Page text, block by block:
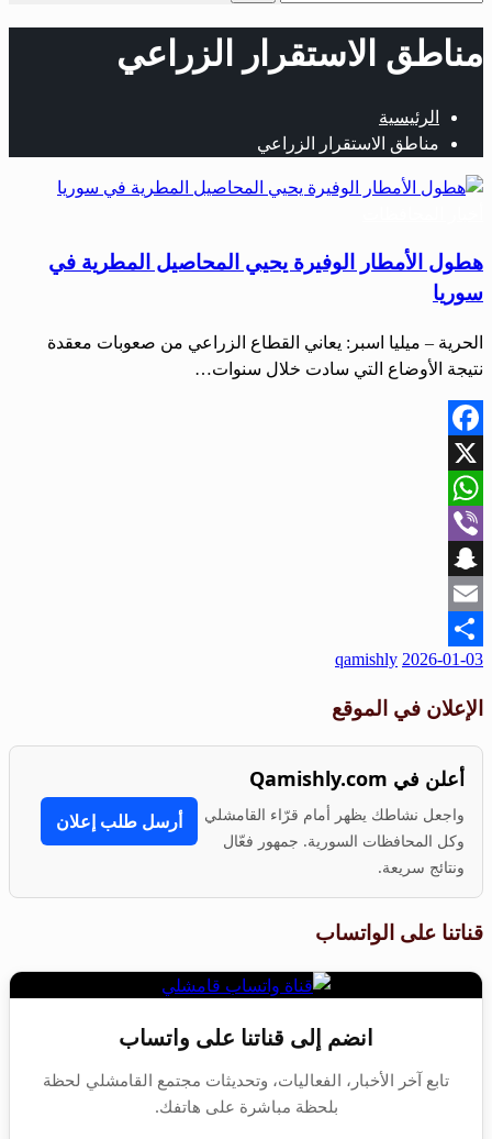
مناطق الاستقرار الزراعي
الرئيسية
مناطق الاستقرار الزراعي
هطول الأمطار الوفيرة يحيي المحاصيل المطرية في
سوريا
الحرية – ميليا اسبر: يعاني القطاع الزراعي من صعوبات معقدة
نتيجة الأوضاع التي سادت خلال سنوات…
Facebook
X
WhatsApp
Viber
Snapchat
Email
Share
نُشر
2026-01-03
qamishly
الإعلان في الموقع
أعلن في Qamishly.com
واجعل نشاطك يظهر أمام قرّاء القامشلي
وكل المحافظات السورية. جمهور فعّال
ونتائج سريعة.
أرسل طلب إعلان
قناتنا على الواتساب
انضم إلى قناتنا على واتساب
تابع آخر الأخبار، الفعاليات، وتحديثات مجتمع القامشلي لحظة
بلحظة مباشرة على هاتفك.